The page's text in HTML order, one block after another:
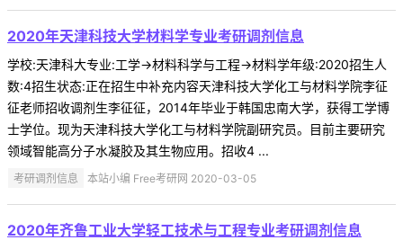
2020年天津科技大学材料学专业考研调剂信息
学校:天津科大专业:工学->材料科学与工程->材料学年级:2020招生人
数:4招生状态:正在招生中补充内容天津科技大学化工与材料学院李征
征老师招收调剂生李征征，2014年毕业于韩国忠南大学，获得工学博
士学位。现为天津科技大学化工与材料学院副研究员。目前主要研究
领域智能高分子水凝胶及其生物应用。招收4 ...
考研调剂信息 本站小编 Free考研网 2020-03-05
2020年齐鲁工业大学轻工技术与工程专业考研调剂信息